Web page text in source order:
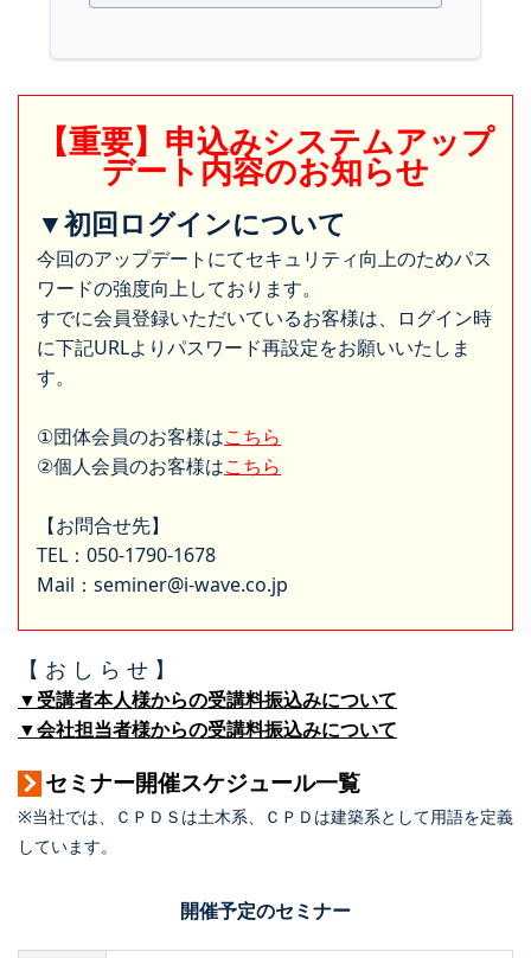
【重要】申込みシステムアップ
デート内容のお知らせ
▼初回ログインについて
今回のアップデートにてセキュリティ向上のためパス
ワードの強度向上しております。
すでに会員登録いただいているお客様は、ログイン時
に下記URLよりパスワード再設定をお願いいたしま
す。
①団体会員のお客様はこちら
②個人会員のお客様はこちら
【お問合せ先】
TEL：050-1790-1678
Mail：seminer@i-wave.co.jp
【 お し ら せ 】
▼受講者本人様からの受講料振込みについて
▼会社担当者様からの受講料振込みについて
セミナー開催スケジュール一覧
※当社では、ＣＰＤＳは土木系、ＣＰＤは建築系として用語を定義
しています。
開催予定のセミナー